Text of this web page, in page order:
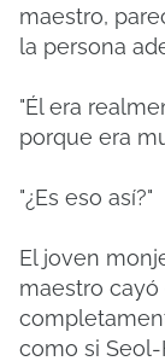
maestro,
la persona
"Él era
porque era
"¿Es eso así?"
El joven
maestro
como si